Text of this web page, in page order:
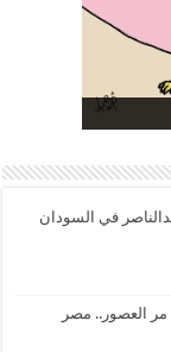
في السودان
العصور.. مصر